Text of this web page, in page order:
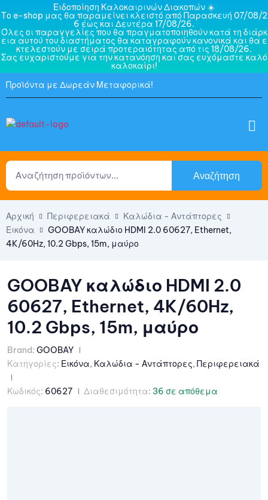
Ειδοποίηση Καλοκαιρινών Διακοπών ☀️
Το e-shop μας θα παραμείνει κλειστό από Παρασκευή 07/08/2
6 έως και Δευτέρα 17/08/26.
Όλες οι παραγγελίες που θα πραγματοποιηθούν κατά τη διάρκ
εια αυτού του διαστήματος θα καταγραφούν κανονικά και θα ε
κτελεστούν με σειρά προτεραιότητας από τις 18/08/26.
Σας ευχαριστούμε για την κατανόηση και σας ευχόμαστε καλό
καλοκαίρι!
Προϊόντα με Δωρεάν Μεταφορικά!
Αναζήτηση
Αρχική Περιφερειακά
Καλώδια - Αντάπτορες
Εικόνα
GOOBAY καλώδιο HDMI 2.0 60627, Ethernet,
4K/60Hz, 10.2 Gbps, 15m, μαύρο
GOOBAY καλώδιο HDMI 2.0
60627, Ethernet, 4K/60Hz,
10.2 Gbps, 15m, μαύρο
Brand: GOOBAY
Κατηγορίες: Εικόνα, Καλώδια - Αντάπτορες, Περιφερειακά
Κωδικός: 60627 Διαθεσιμότητα: 36 σε απόθεμα